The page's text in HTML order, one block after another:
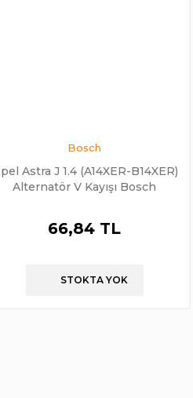
Bosch
Astra J 1.4 (A14XER-B14XER)
Alternatör V Kayışı Bosch
66,84 TL
STOKTA YOK